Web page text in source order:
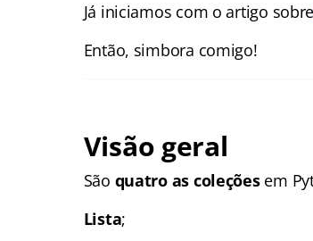
Já iniciamos com o artigo sobre
Então, simbora comigo!
Visão geral
São quatro as coleçõesem
Lista;